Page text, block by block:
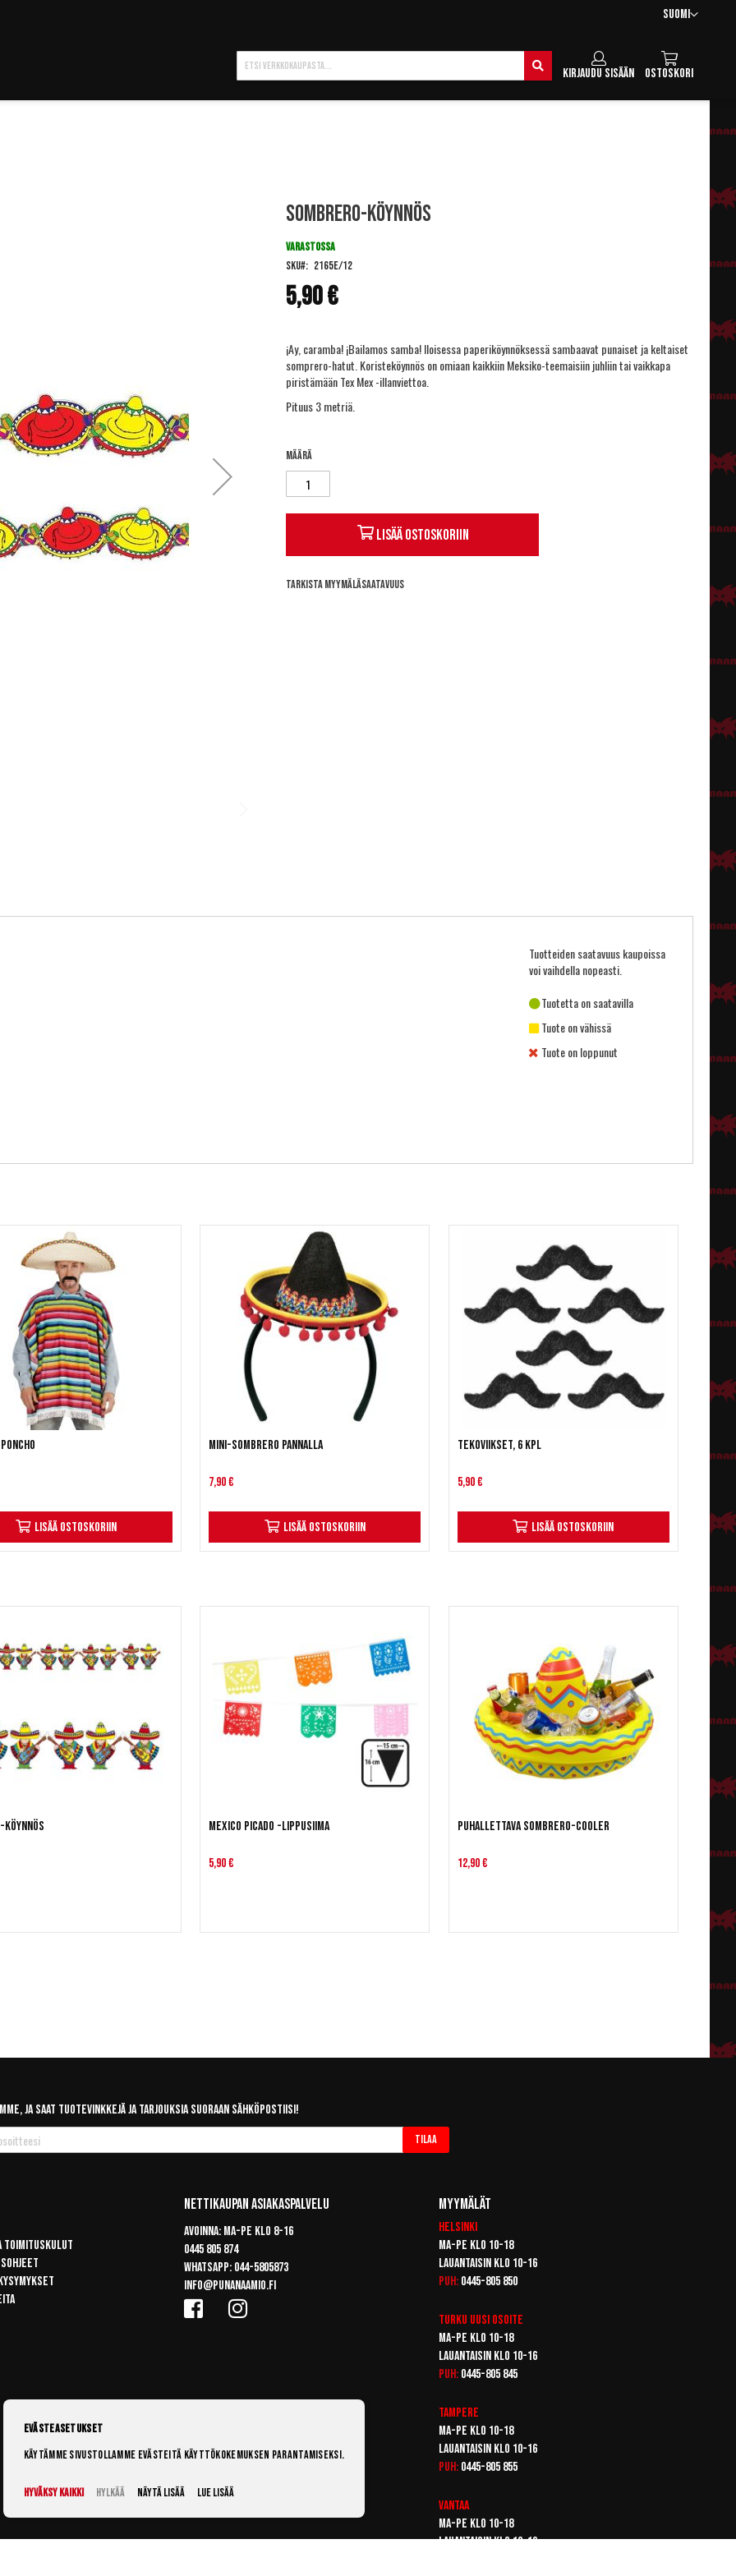
Kieli
Suomi
Ostoskori
Kirjaudu sisään
Hae
Sombrero-köynnös
5,90 €
VARASTOSSA
SKU
2165E/12
¡Ay, caramba! ¡Bailamos samba! Iloisessa paperiköynnöksessä sambaavat punaiset ja keltaiset
somprero-hatut. Koristeköynnös on omiaan kaikkiin Meksiko-teemaisiin juhliin tai vaikkapa
piristämään Tex Mex -illanviettoa.
Pituus 3 metriä.
Määrä
Lisää ostoskoriin
Tarkista myymäläsaatavuus
Tuotteiden saatavuus kaupoissa
voi vaihdella nopeasti.
Tuotetta on saatavilla
Tuote on vähissä
Tuote on loppunut
Lisää ostoskoriin
Mini-Sombrero pannalla
7,90 €
Lisää ostoskoriin
Tekoviikset, 6 kpl
5,90 €
Lisää ostoskoriin
köynnös Mexico Picado -lippusiima
5,90 €
Puhallettava Sombrero-cooler
12,90 €
ja saat tuotevinkkejä ja tarjouksia suoraan sähköpostiisi!
Tilaa
toimituskulut
Nettikaupan Asiakaspalvelu
Avoinna: Ma-pe klo 8-16
0445 805 874
Whatsapp: 044-5805873
info@punanaamio.fi
Myymälät
Helsinki
Ma-pe klo 10-18
Lauantaisin klo 10-16
Puh: 0445-805 850
Turku Uusi osoite
Ma-pe klo 10-18
Lauantaisin klo 10-16
Puh: 0445-805 845
Tampere
Ma-pe klo 10-18
Lauantaisin klo 10-16
Puh: 0445-805 855
Vantaa
Ma-pe klo 10-18
Lauantaisin klo 10-16
Evästeasetukset
Käytämme sivustollamme evästeitä käyttökokemuksen parantamiseksi.
Hyväksy kaikki Hylkää Näytä lisää Lue lisää